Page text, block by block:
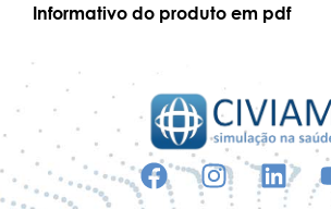
Informativo do produto em pdf